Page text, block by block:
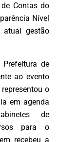
Contas do
Nível
atual gestão
Prefeitura de
ao evento
o
em agenda
de
para o
recebeu a